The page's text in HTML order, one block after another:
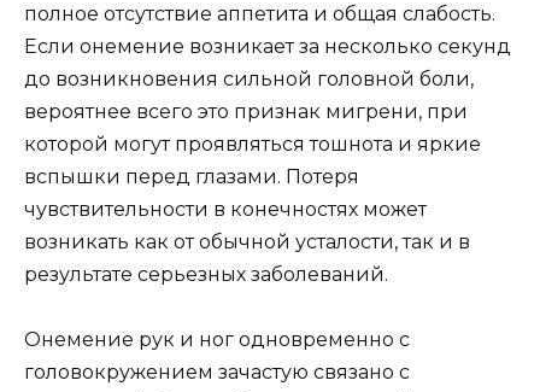
полное отсутствие аппетита и общая слабость.
Если онемение возникает за несколько секунд
до возникновения сильной головной боли,
вероятнее всего это признак мигрени, при
которой могут проявляться тошнота и яркие
вспышки перед глазами. Потеря
чувствительности в конечностях может
возникать как от обычной усталости, так и в
результате серьезных заболеваний.
Онемение рук и ног одновременно с
головокружением зачастую связано с